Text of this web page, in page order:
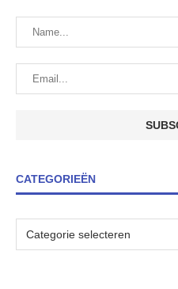
CATEGORIEËN